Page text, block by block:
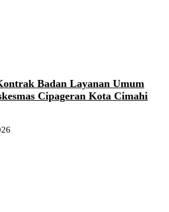
Badan Layanan Umum
Cipageran Kota Cimahi